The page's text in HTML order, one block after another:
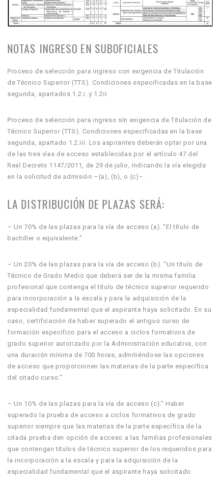
NOTAS INGRESO EN SUBOFICIALES
Proceso de selección para ingreso con exigencia de Titulación
de Técnico Superior (TTS). Condiciones especificadas en la base
segunda, apartados 1.2.i. y 1.2ii.
Proceso de selección para ingreso sin exigencia de Titulación de
Técnico Superior (TTS). Condiciones especificadas en la base
segunda, apartado 1.2.iii. Los aspirantes deberán optar por una
de las tres vías de acceso establecidas por el artículo 47 del
Real Decreto 1147/2011, de 29 de julio, indicando la vía elegida
en la solicitud de admisión –(a), (b), o (c)–.
LA DISTRIBUCIÓN DE PLAZAS SERÁ:
– Un 70% de las plazas para la vía de acceso (a). “El título de
bachiller o equivalente.”
– Un 20% de las plazas para la vía de acceso (b). “Un título de
Técnico de Grado Medio que deberá ser de la misma familia
profesional que contenga el título de técnico superior requerido
para incorporación a la escala y para la adquisición de la
especialidad fundamental que el aspirante haya solicitado. En su
caso, certificación de haber superado el antiguo curso de
formación específico para el acceso a ciclos formativos de
grado superior autorizado por la Administración educativa, con
una duración mínima de 700 horas, admitiéndose las opciones
de acceso que proporcionen las materias de la parte específica
del citado curso.”
– Un 10% de las plazas para la vía de acceso (c).” Haber
superado la prueba de acceso a ciclos formativos de grado
superior siempre que las materias de la parte específica de la
citada prueba den opción de acceso a las familias profesionales
que contengan títulos de técnico superior de los requeridos para
la incorporación a la escala y para la adquisición de la
especialidad fundamental que el aspirante haya solicitado.